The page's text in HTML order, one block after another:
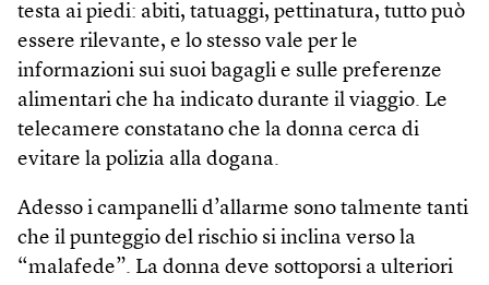
testa ai piedi: abiti, tatuaggi, pettinatura, tutto può
essere rilevante, e lo stesso vale per le
informazioni sui suoi bagagli e sulle preferenze
alimentari che ha indicato durante il viaggio. Le
telecamere constatano che la donna cerca di
evitare la polizia alla dogana.
Adesso i campanelli d’allarme sono talmente tanti
che il punteggio del rischio si inclina verso la
“malafede”. La donna deve sottoporsi a ulteriori